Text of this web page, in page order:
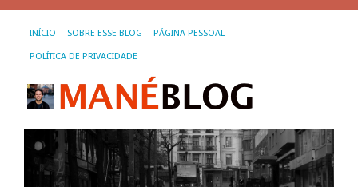
INÍCIO SOBRE ESSE BLOG PÁGINA PESSOAL
POLÍTICA DE PRIVACIDADE